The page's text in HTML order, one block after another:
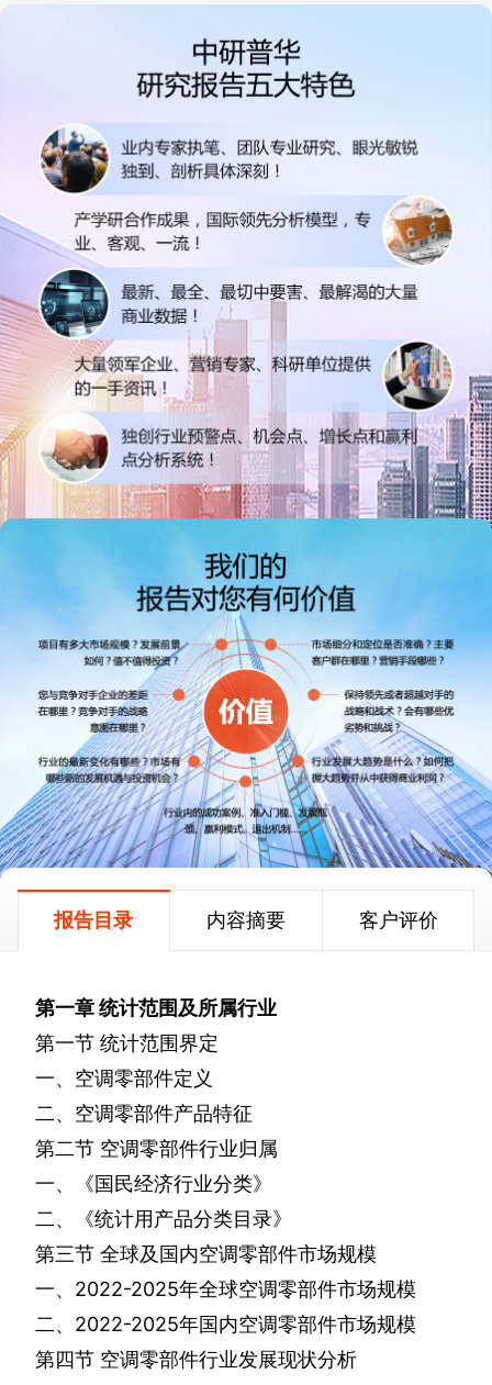
报告目录 内容摘要 客户评价
第一章统计范围及所属行业
第一节 统计范围界定
一、空调零部件定义
二、空调零部件产品特征
第二节 空调零部件行业归属
一、《国民经济行业分类》
二、《统计用产品分类目录》
第三节 全球及国内空调零部件市场规模
一、 2022-2025年全球空调零部件市场规模
二、 2022-2025年国内空调零部件市场规模
第四节 空调零部件行业发展现状分析